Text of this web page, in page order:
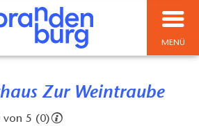
MENÜ
Zur Weintraube
von 5 (0)